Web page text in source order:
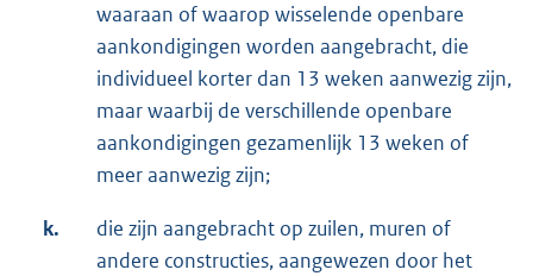
waaraan of waarop wisselende openbare
aankondigingen worden aangebracht, die
individueel korter dan 13 weken aanwezig zijn,
maar waarbij de verschillende openbare
aankondigingen gezamenlijk 13 weken of
meer aanwezig zijn;
k.
die zijn aangebracht op zuilen, muren of
andere constructies, aangewezen door het